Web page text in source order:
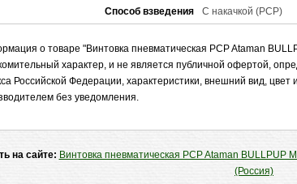
Способ взведения С накачкой (PCP)
о товаре "Винтовка пневматическая PCP Ataman
характер, и не является публичной офертой,
Российской Федерации, характеристики, внешний вид,
без уведомления.
на сайте: Винтовка пневматическая PCP Ataman BULLPUP
(Россия)